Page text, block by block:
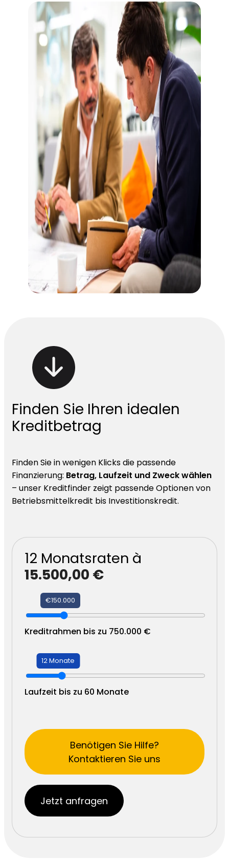
Finden Sie Ihren idealen
Kreditbetrag
Finden Sie in wenigen Klicks die passende
Finanzierung: Betrag, Laufzeit und Zweck wählen
– unser Kreditfinder zeigt passende Optionen von
Betriebsmittelkredit bis Investitionskredit.
12 Monatsraten à
15.500,00 €
€150.000
Kreditrahmen bis zu 750.000 €
12 Monate
Laufzeit bis zu 60 Monate
Benötigen Sie Hilfe?
Kontaktieren Sie uns
Jetzt anfragen